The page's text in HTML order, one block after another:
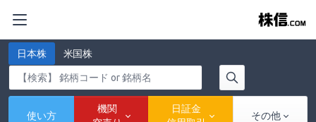
日本株 米国株
使い方
機関
日証金
その他